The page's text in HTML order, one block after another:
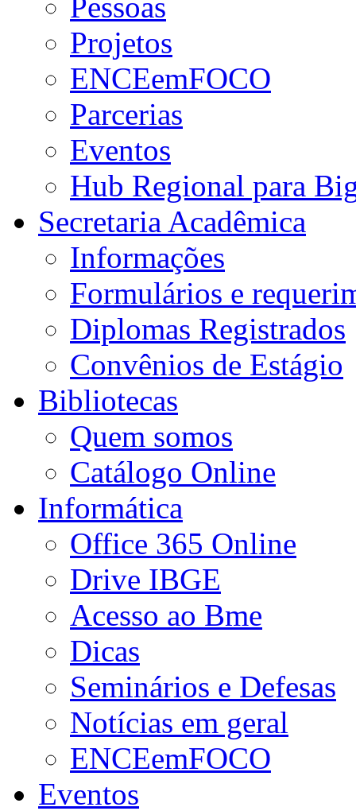
Projetos
ENCEemFOCO
Parcerias
Eventos
Hub Regional para
Secretaria Acadêmica
Informações
Formulários e
Diplomas Registrados
Convênios de Estágio
Bibliotecas
Quem somos
Catálogo Online
Informática
Office 365 Online
Drive IBGE
Acesso ao Bme
Dicas
Seminários e Defesas
Notícias em geral
ENCEemFOCO
Eventos